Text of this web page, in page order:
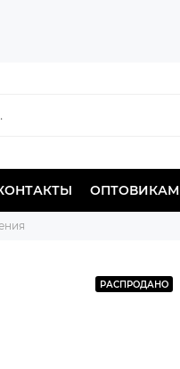
ОПТОВИКАМ
РАСПРОДАНО